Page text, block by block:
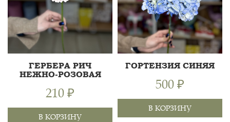
ГЕРБЕРА РИЧ
НЕЖНО-РОЗОВАЯ
210 ₽
В КОРЗИНУ
ГОРТЕНЗИЯ СИНЯЯ
500 ₽
В КОРЗИНУ